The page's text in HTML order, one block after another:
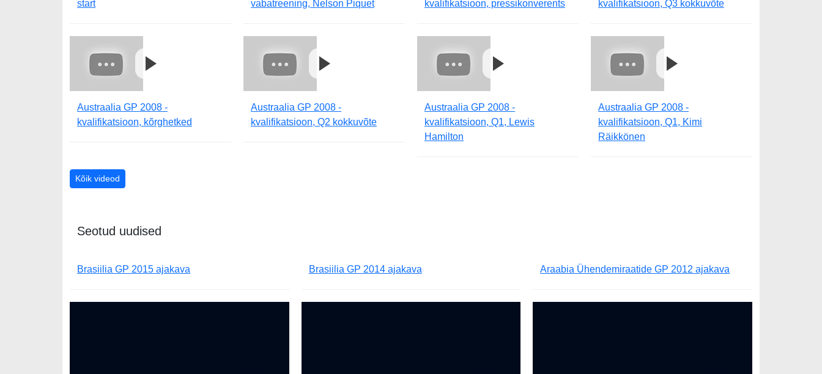
start
vabatreening, Nelson Piquet
kvalifikatsioon, pressikonverents
kvalifikatsioon, Q3 kokkuvõte
Austraalia GP 2008 -
kvalifikatsioon, kõrghetked
Austraalia GP 2008 -
kvalifikatsioon, Q2 kokkuvõte
Austraalia GP 2008 -
kvalifikatsioon, Q1, Lewis
Hamilton
Austraalia GP 2008 -
kvalifikatsioon, Q1, Kimi
Räikkönen
Kõik videod
Seotud uudised
Brasiilia GP 2015 ajakava Brasiilia GP 2014 ajakava Araabia Ühendemiraatide GP 2012 ajakava